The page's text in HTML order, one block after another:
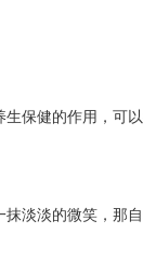
保健的作用，可以
淡淡的微笑，那